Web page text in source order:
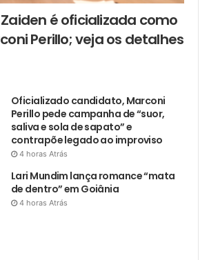
é oficializada como
Perillo; veja os detalhes
Oficializado candidato, Marconi
Perillo pede campanha de “suor,
saliva e sola de sapato” e
contrapõe legado ao improviso
4 horas Atrás
Lari Mundim lança romance “mata
de dentro” em Goiânia
4 horas Atrás